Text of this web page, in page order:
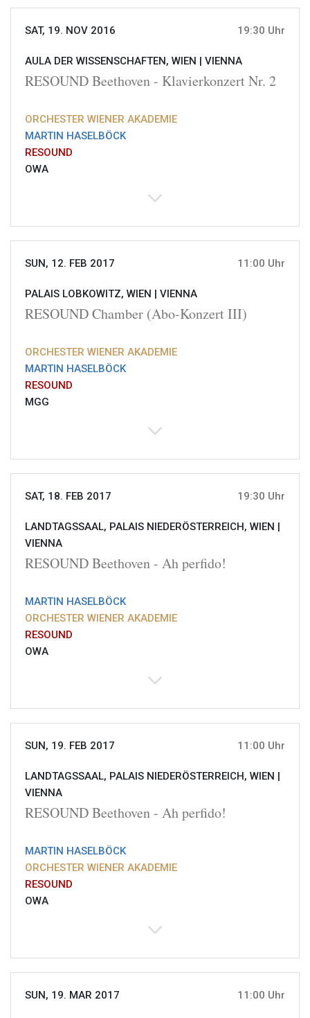
SAT, 19. NOV 2016 19:30 Uhr
AULA DER WISSENSCHAFTEN, WIEN | VIENNA
RESOUND Beethoven - Klavierkonzert Nr. 2
ORCHESTER WIENER AKADEMIE
MARTIN HASELBÖCK
RESOUND
OWA
SUN, 12. FEB 2017 11:00 Uhr
PALAIS LOBKOWITZ, WIEN | VIENNA
RESOUND Chamber (Abo-Konzert III)
ORCHESTER WIENER AKADEMIE
MARTIN HASELBÖCK
RESOUND
MGG
SAT, 18. FEB 2017 19:30 Uhr
LANDTAGSSAAL, PALAIS NIEDERÖSTERREICH, WIEN |
VIENNA
RESOUND Beethoven - Ah perfido!
MARTIN HASELBÖCK
ORCHESTER WIENER AKADEMIE
RESOUND
OWA
SUN, 19. FEB 2017 11:00 Uhr
LANDTAGSSAAL, PALAIS NIEDERÖSTERREICH, WIEN |
VIENNA
RESOUND Beethoven - Ah perfido!
MARTIN HASELBÖCK
ORCHESTER WIENER AKADEMIE
RESOUND
OWA
SUN, 19. MAR 2017 11:00 Uhr